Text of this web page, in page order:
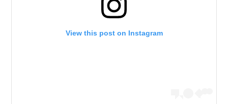
View this post on Instagram